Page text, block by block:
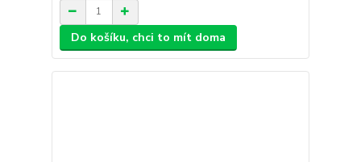
Do košíku, chci to mít doma